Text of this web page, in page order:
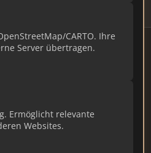
CARTO. Ihre
Server übertragen.
Ermöglicht relevante
Websites.